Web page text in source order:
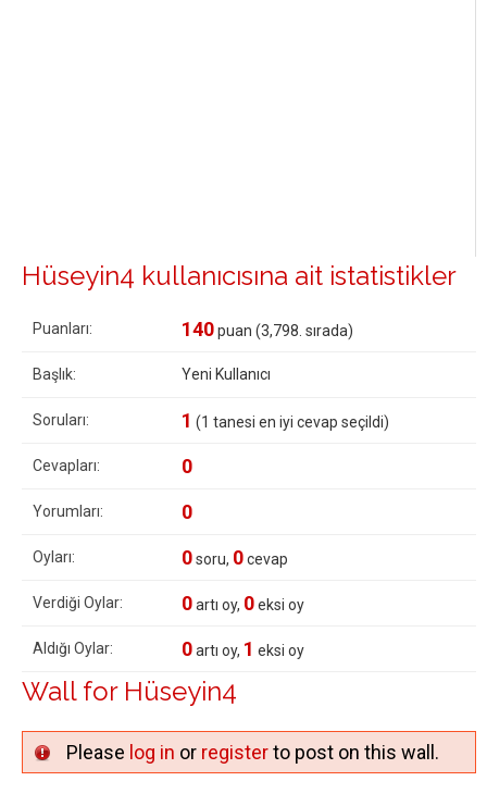
Hüseyin4 kullanıcısına ait istatistikler
Puanları: 140puan (3,798 . sırada)
Başlık: Yeni Kullanıcı
Soruları: 1 (1 tanesi en iyi cevap seçildi)
Cevapları: 0
Yorumları: 0
Oyları: 0soru, 0cevap
Verdiği Oylar: 0artı oy, 0eksi oy
Aldığı Oylar: 0artı oy, 1 eksi oy
Wall for Hüseyin4
Please log in or registerto post on this wall.